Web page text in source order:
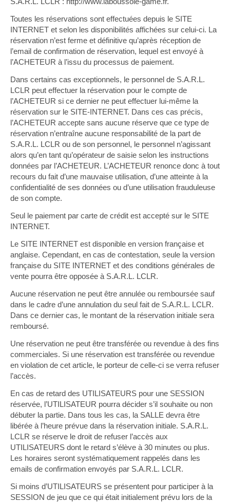
Toutes les réservations sont effectuées depuis le SITE
INTERNET et selon les disponibilités affichées sur celui-ci. La
réservation n’est ferme et définitive qu’après réception de
l’email de confirmation de réservation, lequel est envoyé à
l’ACHETEUR à l’issu du processus de paiement.
Dans certains cas exceptionnels, le personnel de S.A.R.L.
LCLR peut effectuer la réservation pour le compte de
l’ACHETEUR si ce dernier ne peut effectuer lui-même la
réservation sur le SITE-INTERNET. Dans ces cas précis,
l’ACHETEUR accepte sans aucune réserve que ce type de
réservation n’entraîne aucune responsabilité de la part de
S.A.R.L. LCLR ou de son personnel, le personnel n’agissant
alors qu’en tant qu’opérateur de saisie selon les instructions
données par l’ACHETEUR. L’ACHETEUR renonce donc à tout
recours du fait d’une mauvaise utilisation, d’une atteinte à la
confidentialité de ses données ou d’une utilisation frauduleuse
de son compte.
Seul le paiement par carte de crédit est accepté sur le SITE
INTERNET.
Le SITE INTERNET est disponible en version française et
anglaise. Cependant, en cas de contestation, seule la version
française du SITE INTERNET et des conditions générales de
vente pourra être opposée à S.A.R.L. LCLR.
Aucune réservation ne peut être annulée ou remboursée sauf
dans le cadre d’une annulation du seul fait de S.A.R.L. LCLR.
Dans ce dernier cas, le montant de la réservation initiale sera
remboursé.
Une réservation ne peut être transférée ou revendue à des fins
commerciales. Si une réservation est transférée ou revendue
en violation de cet article, le porteur de celle-ci se verra refuser
l’accès.
En cas de retard des UTILISATEURS pour une SESSION
réservée, l’UTILISATEUR pourra décider s’il souhaite ou non
débuter la partie. Dans tous les cas, la SALLE devra être
libérée à l’heure prévue dans la réservation initiale. S.A.R.L.
LCLR se réserve le droit de refuser l’accès aux
UTILISATEURS dont le retard s’élève à 30 minutes ou plus.
Les horaires seront systématiquement rappelés dans les
emails de confirmation envoyés par S.A.R.L. LCLR.
Si moins d’UTILISATEURS se présentent pour participer à la
SESSION de jeu que ce qui était initialement prévu lors de la